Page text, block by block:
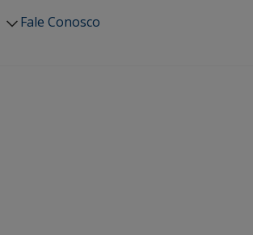
Fale Conosco